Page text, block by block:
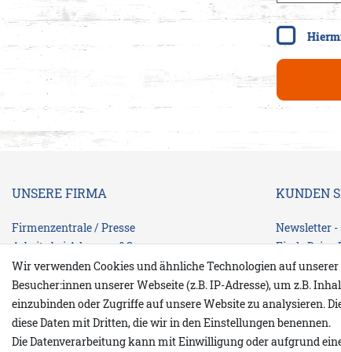
UNSERE FIRMA
Firmenzentrale / Presse
Arbeite bei Adenauer&Co
Unsere DNA / Konzept
Franchise / Partnerläden
Finde Dein Strandhaus
Umweltschutz
Originalware-Urheberrecht-Markenzeichen
KUNDEN
Newsletter -
Finde Deine
Versand
Größentabelle
Wir verwenden Cookies und ähnliche Technologien auf
Besucher:innen unserer Webseite (z.B. IP-Adresse), um z.B.
einzubinden oder Zugriffe auf unsere Website zu analysieren.
diese Daten mit Dritten, die wir in den Einstellungen benennen.
Die Datenverarbeitung kann mit Einwilligung oder aufgrund